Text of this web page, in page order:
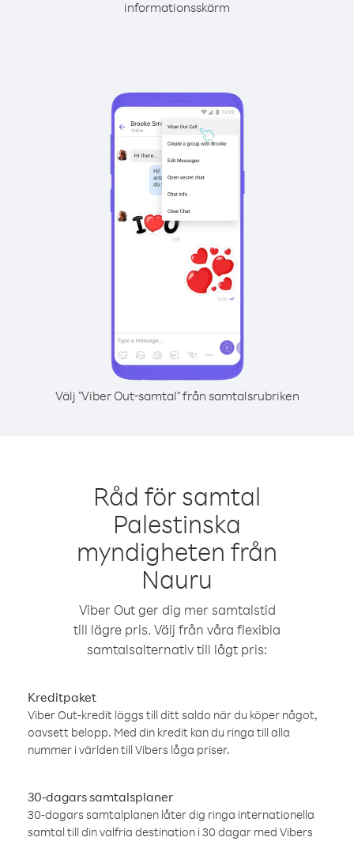
informationsskärm
Välj "Viber Out-samtal" från samtalsrubriken
Råd för samtal
Palestinska
myndigheten från
Nauru
Viber Out ger dig mer samtalstid
till lägre pris. Välj från våra flexibla
samtalsalternativ till lågt pris:
Kreditpaket
Viber Out-kredit läggs till ditt saldo när du köper något,
oavsett belopp. Med din kredit kan du ringa till alla
nummer i världen till Vibers låga priser.
30-dagars samtalsplaner
30-dagars samtalplanen låter dig ringa internationella
samtal till din valfria destination i 30 dagar med Vibers